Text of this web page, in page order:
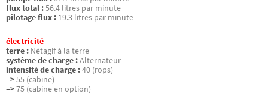
flux total :56.4 litres par minute
pilotage flux : 19.3 litres par minute
électricité
terre : Nétagif à la terre
système de charge :Alternateur
intensité de charge :40 (rops)
–>55 (cabine)
–>75 (cabine en option)